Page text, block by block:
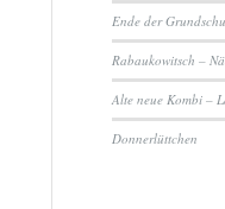
Ende der
Rabaukowitsch –
Alte neue Kombi –
Donnerlüttchen